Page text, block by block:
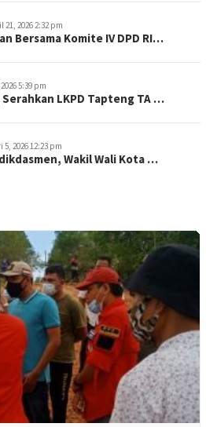
21, 2026 2:32 pm
Bersama Komite IV DPD RI…
5:39 pm
LKPD Tapteng TA …
2026 12:23 pm
Wakil Wali Kota …